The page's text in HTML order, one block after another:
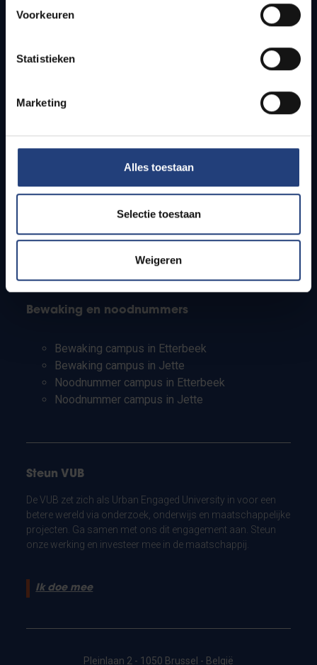
Voorkeuren
Statistieken
Marketing
Alles toestaan
Selectie toestaan
Weigeren
Bereikbaarheid
Studenten
PhD-studenten
Leerkrachten en secundaire scholen
Bewaking en noodnummers
Bewaking campus in Etterbeek
Bewaking campus in Jette
Noodnummer campus in Etterbeek
Noodnummer campus in Jette
Steun VUB
De VUB zet zich als Urban Engaged University in voor een
betere wereld via onderzoek, onderwijs en maatschappelijke
projecten. Ga samen met ons dit engagement aan. Steun
onze werking en investeer mee in de maatschappij.
Ik doe mee
Pleinlaan 2 - 1050 Brussel - België